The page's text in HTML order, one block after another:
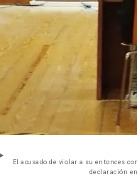
El acusado de violar a su entonces
declaración